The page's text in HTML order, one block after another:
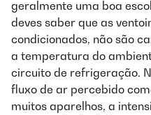
geralmente uma boa
deves saber que as
condicionados, não são
a temperatura do
circuito de refrigeração.
fluxo de ar percebido
muitos aparelhos, a